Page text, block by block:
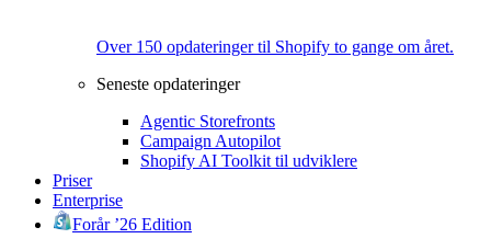
Over 150 opdateringer til Shopify to gange om året.
Seneste opdateringer
Agentic Storefronts
Campaign Autopilot
Shopify AI Toolkit til udviklere
Priser
Enterprise
Forår ’26 Edition